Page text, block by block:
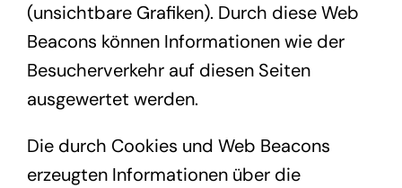
(unsichtbare Grafiken). Durch diese Web
Beacons können Informationen wie der
Besucherverkehr auf diesen Seiten
ausgewertet werden.
Die durch Cookies und Web Beacons
erzeugten Informationen über die